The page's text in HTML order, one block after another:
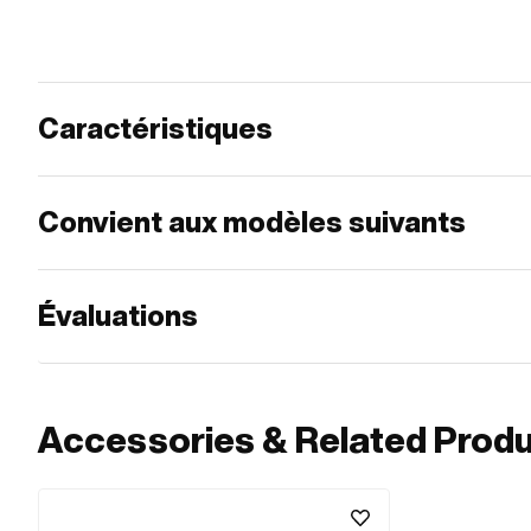
Caractéristiques
Convient aux modèles suivants
Évaluations
Accessories & Related